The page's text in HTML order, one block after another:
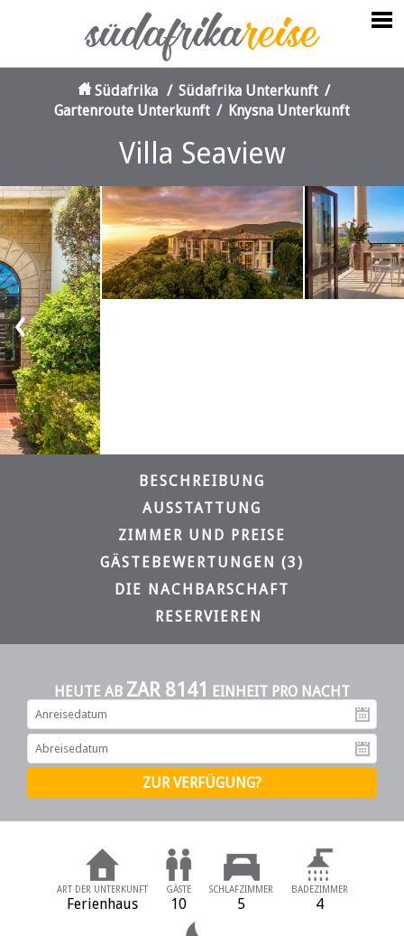
Südafrika / Südafrika Unterkunft /
Gartenroute Unterkunft / Knysna Unterkunft
Villa Seaview
‹
BESCHREIBUNG
AUSSTATTUNG
ZIMMER UND PREISE
GÄSTEBEWERTUNGEN (3)
DIE NACHBARSCHAFT
RESERVIEREN
HEUTE AB ZAR 8141
EINHEIT PRO NACHT
ART DER UNTERKUNFT
Ferienhaus
GÄSTE
10
SCHLAFZIMMER
5
BADEZIMMER
4